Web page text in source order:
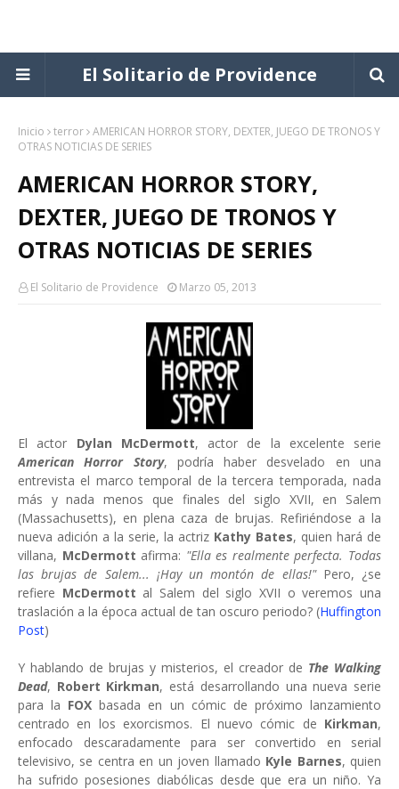
El Solitario de Providence
Inicio terror AMERICAN HORROR STORY, DEXTER, JUEGO DE TRONOS Y
OTRAS NOTICIAS DE SERIES
AMERICAN HORROR STORY,
DEXTER, JUEGO DE TRONOS Y
OTRAS NOTICIAS DE SERIES
El Solitario de Providence Marzo 05, 2013
El actor Dylan McDermott, actor de la excelente serie
American Horror Story, podría haber desvelado en una
entrevista el marco temporal de la tercera temporada, nada
más y nada menos que finales del siglo XVII, en Salem
(Massachusetts), en plena caza de brujas. Refiriéndose a la
nueva adición a la serie, la actriz Kathy Bates, quien hará de
villana, McDermott afirma: "Ella es realmente perfecta. Todas
las brujas de Salem... ¡Hay un montón de ellas!"Pero, ¿se
refiere McDermott al Salem del siglo XVII o veremos una
traslación a la época actual de tan oscuro periodo? (Huffington
Post)
Y hablando de brujas y misterios, el creador de The Walking
Dead, Robert Kirkman, está desarrollando una nueva serie
para la FOXbasada en un cómic de próximo lanzamiento
centrado en los exorcismos. El nuevo cómic de Kirkman,
enfocado descaradamente para ser convertido en serial
televisivo, se centra en un joven llamado Kyle Barnes, quien
ha sufrido posesiones diabólicas desde que era un niño. Ya